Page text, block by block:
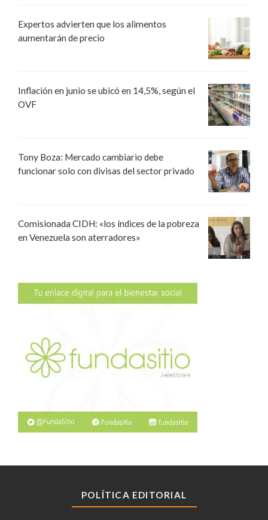
Expertos advierten que los alimentos
aumentarán de precio
Inflación en junio se ubicó en 14,5%, según el
OVF
Tony Boza: Mercado cambiario debe
funcionar solo con divisas del sector privado
Comisionada CIDH: «los índices de la pobreza
en Venezuela son aterradores»
POLÍTICA EDITORIAL